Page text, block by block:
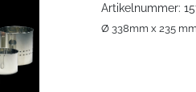
Artikelnummer:
Ø 338mm x 235